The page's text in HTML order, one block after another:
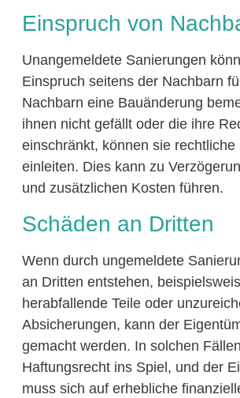
Einspruch von
Unangemeldete Sanierungen
Einspruch seitens der Nachbarn
Nachbarn eine Bauänderung
ihnen nicht gefällt oder die ihre
einschränkt, können sie rechtliche
einleiten. Dies kann zu
und zusätzlichen Kosten führen.
Schäden an Dritten
Wenn durch ungemeldete
an Dritten entstehen,
herabfallende Teile oder
Absicherungen, kann der
gemacht werden. In solchen
Haftungsrecht ins Spiel, und der
muss sich auf erhebliche